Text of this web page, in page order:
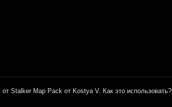
от Stalker Map Pack от Kostya V. Как это использовать?